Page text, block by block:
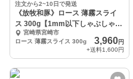
注文から2~10日で発送
《放牧和豚》ロース 薄霧スライ
ス 300g【1mm以下しゃぶしゃぶ
専用スライス】
宮崎県宮崎市
ロース 薄霧スライス 300g
3,960円
+送料1,600円